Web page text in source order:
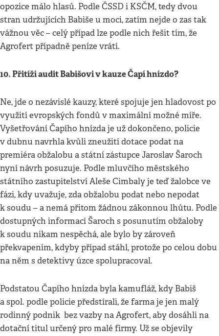
opozice málo hlasů. Podle ČSSD i KSČM, tedy dvou
stran udržujících Babiše u moci, zatím nejde o zas tak
vážnou věc – celý případ lze podle nich řešit tím, že
Agrofert případně peníze vrátí.
10. Přitíží audit Babišovi v kauze Čapí hnízdo?
Ne, jde o nezávislé kauzy, které spojuje jen hladovost po
využití evropských fondů v maximální možné míře.
Vyšetřování Čapího hnízda je už dokončeno, policie
v dubnu navrhla kvůli zneužití dotace podat na
premiéra obžalobu a státní zástupce Jaroslav Šaroch
nyní návrh posuzuje. Podle mluvčího městského
státního zastupitelství Aleše Cimbaly je teď žalobce ve
fázi, kdy uvažuje, zda obžalobu podat nebo nepodat
k soudu – a nemá přitom žádnou zákonnou lhůtu. Podle
dostupných informací Šaroch s posunutím obžaloby
k soudu nikam nespěchá, ale bylo by zároveň
překvapením, kdyby případ stáhl, protože po celou dobu
na něm s detektivy úzce spolupracoval.
Podstatou Čapího hnízda byla kamufláž, kdy Babiš
a spol. podle policie předstírali, že farma je jen malý
rodinný podnik bez vazby na Agrofert, aby dosáhli na
dotační titul určený pro malé firmy. Už se objevily